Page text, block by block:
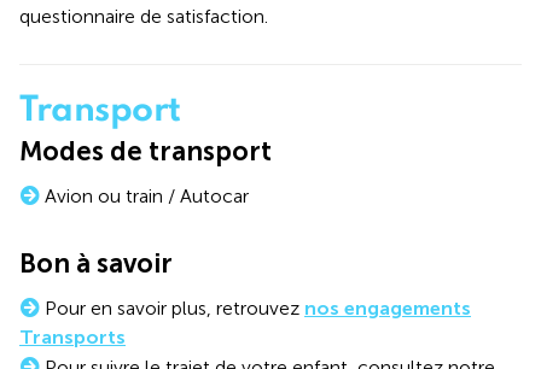
questionnaire de satisfaction.
Transport
Modes de transport
Avion ou train / Autocar
Bon à savoir
Pour en savoir plus, retrouvez nos engagements
Transports